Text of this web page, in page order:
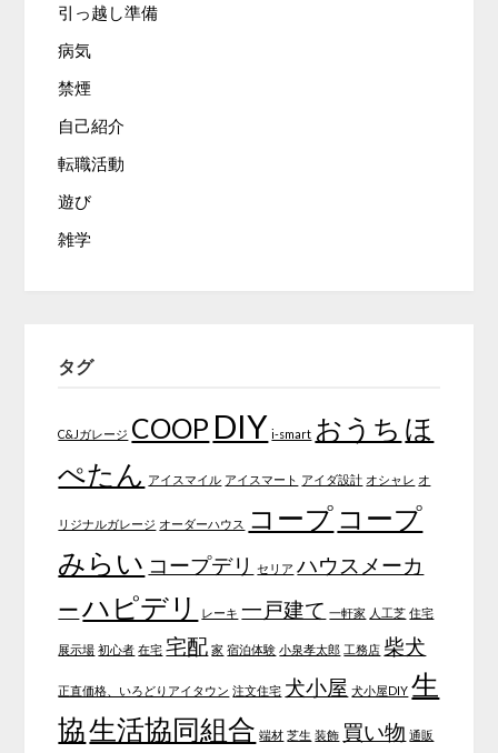
引っ越し準備
病気
禁煙
自己紹介
転職活動
遊び
雑学
タグ
C&Jガレージ COOP DIY i-smart おうち ほ
ぺたん アイスマイル アイスマート アイダ設計 オシャレ オ
リジナルガレージ オーダーハウス コープ コープ
みらい コープデリ セリア ハウスメーカ
ーハピデリ レーキ 一戸建て 一軒家 人工芝 住宅
展示場 初心者 在宅 宅配 家 宿泊体験 小泉孝太郎 工務店 柴犬
正直価格、いろどりアイタウン 注文住宅 犬小屋 犬小屋DIY 生
協生活協同組合 端材 芝生 装飾 買い物 通販